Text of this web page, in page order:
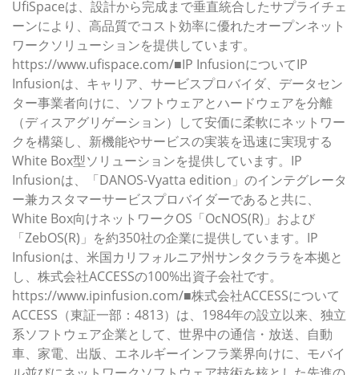
UfiSpaceは、設計から完成まで垂直統合したサプライチェ
ーンにより、高品質でコスト効率に優れたオープンネット
ワークソリューションを提供しています。
https://www.ufispace.com/■IP InfusionについてIP
Infusionは、キャリア、サービスプロバイダ、データセン
ター事業者向けに、ソフトウェアとハードウェアを分離
（ディスアグリゲーション）して安価に柔軟にネットワー
クを構築し、新機能やサービスの実装を迅速に実現する
White Box型ソリューションを提供しています。IP
Infusionは、「DANOS-Vyatta edition」のインテグレータ
ー兼カスタマーサービスプロバイダーであると共に、
White Box向けネットワークOS「OcNOS(R)」および
「ZebOS(R)」を約350社の企業に提供しています。IP
Infusionは、米国カリフォルニア州サンタクララを本拠と
し、株式会社ACCESSの100%出資子会社です。
https://www.ipinfusion.com/■株式会社ACCESSについて
ACCESS（東証一部：4813）は、1984年の設立以来、独立
系ソフトウェア企業として、世界中の通信・放送、自動
車、家電、出版、エネルギーインフラ業界向けに、モバイ